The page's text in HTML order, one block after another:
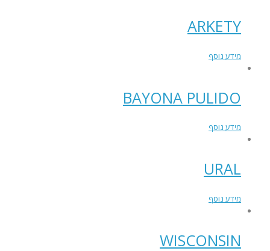
ARKETY
מידע נוסף
BAYONA PULIDO
מידע נוסף
URAL
מידע נוסף
WISCONSIN